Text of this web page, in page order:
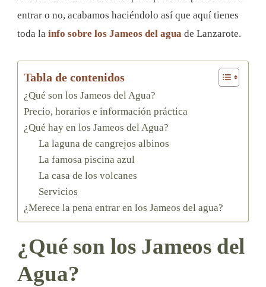
entrar o no, acabamos haciéndolo así que aquí tienes
toda la info sobre los Jameos del agua de Lanzarote.
Tabla de contenidos
¿Qué son los Jameos del Agua?
Precio, horarios e información práctica
¿Qué hay en los Jameos del Agua?
La laguna de cangrejos albinos
La famosa piscina azul
La casa de los volcanes
Servicios
¿Merece la pena entrar en los Jameos del agua?
¿Qué son los Jameos del
Agua?